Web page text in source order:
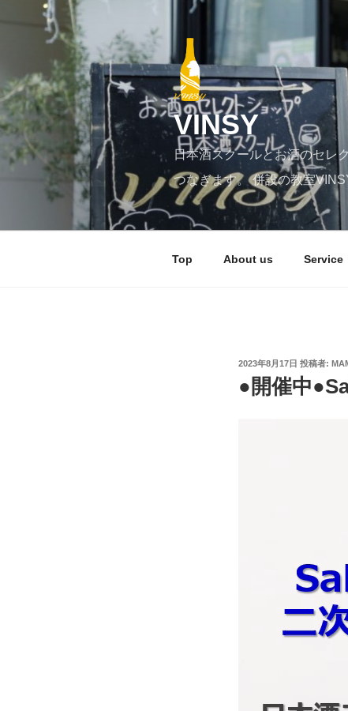
ツ
へ
ス
ッ
VINSY
日本酒スクールとお酒のセレ
つなぎます。 併設の教室
Top About us Service
投
日:
2023年8月17日 投稿者:
●開催中